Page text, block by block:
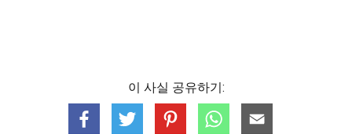
이 사실 공유하기: